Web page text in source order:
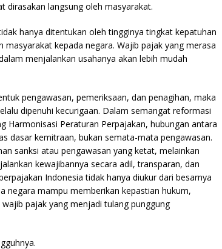
dirasakan langsung oleh masyarakat.
hanya ditentukan oleh tingginya tingkat kepatuhan
kepada negara. Wajib pajak yang merasa
menjalankan usahanya akan lebih mudah
pengawasan, pemeriksaan, dan penagihan, maka
dipenuhi kecurigaan. Dalam semangat reformasi
Harmonisasi Peraturan Perpajakan, hubungan antara
dasar kemitraan, bukan semata-mata pengawasan.
sanksi atau pengawasan yang ketat, melainkan
kewajibannya secara adil, transparan, dan
Indonesia tidak hanya diukur dari besarnya
negara mampu memberikan kepastian hukum,
pajak yang menjadi tulang punggung